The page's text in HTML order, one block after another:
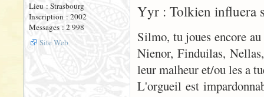
Lieu : Strasbourg
Inscription : 2002
Messages : 2 998
Site Web
Yyr : Tolkien influera
Silmo, tu joues encore
Nienor, Finduilas,
leur malheur et/ou les a
L'orgueil est